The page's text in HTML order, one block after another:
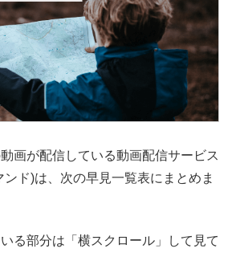
画が配信している動画配信サービス
ド)は、次の早見一覧表にまとめま
る部分は「横スクロール」して見て